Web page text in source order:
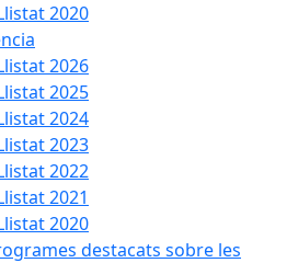
2020
2026
2025
2024
2023
2022
2021
2020
destacats sobre les